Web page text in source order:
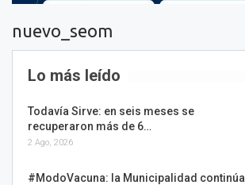
nuevo_seom
Lo más leído
Todavía Sirve: en seis meses se
recuperaron más de 6…
2 Ago, 2026
#ModoVacuna: la Municipalidad continúa